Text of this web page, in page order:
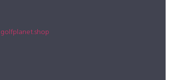
golfplanet.shop